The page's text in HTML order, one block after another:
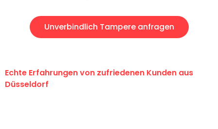
Unverbindlich Tampere anfragen
Echte Erfahrungen von zufriedenen Kunden aus
Düsseldorf